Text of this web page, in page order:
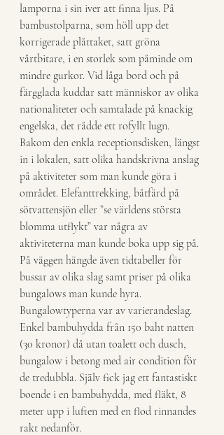
lamporna i sin iver att finna ljus. På
bambustolparna, som höll upp det
korrigerade plåttaket, satt gröna
vårtbitare, i en storlek som påminde om
mindre gurkor. Vid låga bord och på
färgglada kuddar satt människor av olika
nationaliteter och samtalade på knackig
engelska, det rådde ett rofyllt lugn.
Bakom den enkla receptionsdisken, längst
in i lokalen, satt olika handskrivna anslag
på aktiviteter som man kunde göra i
området. Elefanttrekking, båtfärd på
sötvattensjön eller ”se världens största
blomma utflykt” var några av
aktiviteterna man kunde boka upp sig på.
På väggen hängde även tidtabeller för
bussar av olika slag samt priser på olika
bungalows man kunde hyra.
Bungalowtyperna var av varierandeslag.
Enkel bambuhydda från 150 baht natten
(30 kronor) då utan toalett och dusch,
bungalow i betong med air condition för
de tredubbla. Själv fick jag ett fantastiskt
boende i en bambuhydda, med fläkt, 8
meter upp i luften med en flod rinnandes
rakt nedanför.